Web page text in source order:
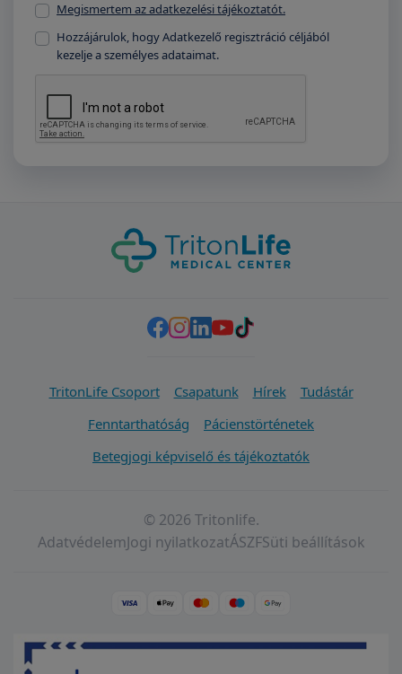
Megismertem az adatkezelési tájékoztatót.
Hozzájárulok, hogy Adatkezelő regisztráció céljából
kezelje a személyes adataimat.
TritonLife Csoport Csapatunk Hírek
Tudástár
Fenntarthatóság
Pácienstörténetek
Betegjogi képviselő és tájékoztatók
© 2026 Tritonlife.
AdatvédelemJogi nyilatkozatÁSZFSüti beállítások